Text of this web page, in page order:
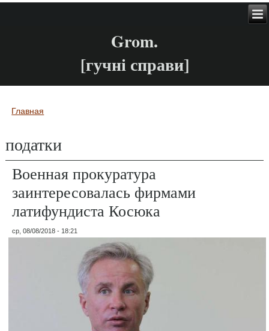
Grom.
[гучні справи]
Вы здесь
Главная
податки
Военная прокуратура
заинтересовалась фирмами
латифундиста Косюка
ср, 08/08/2018 - 18:21